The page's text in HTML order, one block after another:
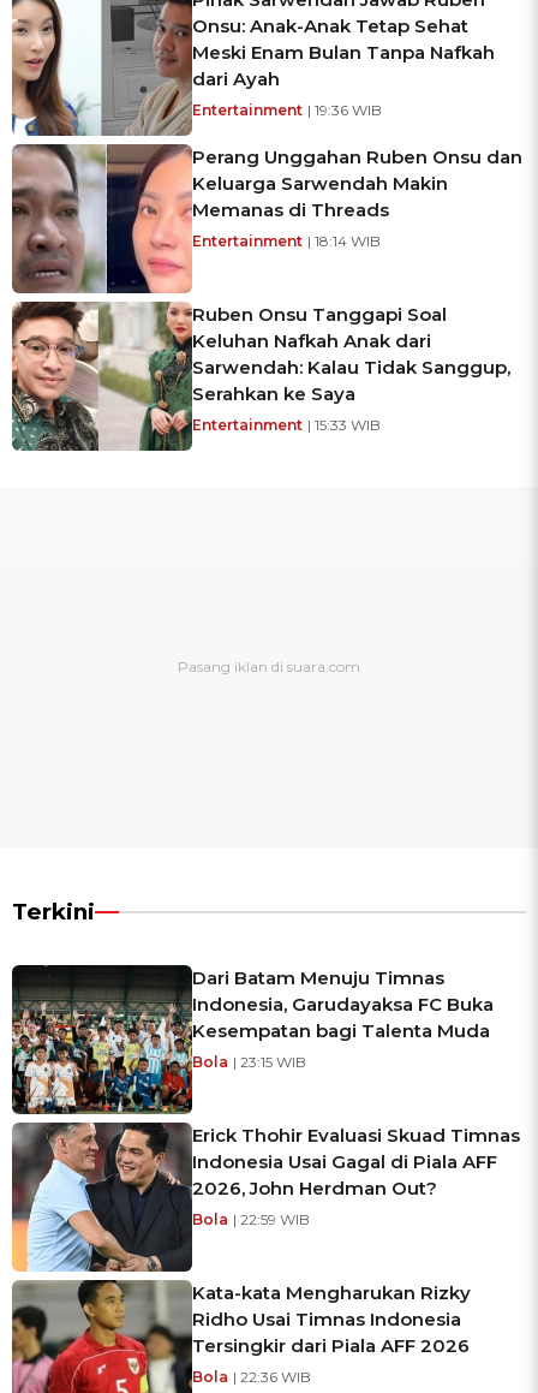
Onsu: Anak-Anak Tetap Sehat
Meski Enam Bulan Tanpa Nafkah
dari Ayah
Entertainment | 19:36 WIB
Perang Unggahan Ruben Onsu dan
Keluarga Sarwendah Makin
Memanas di Threads
Entertainment | 18:14 WIB
Ruben Onsu Tanggapi Soal
Keluhan Nafkah Anak dari
Sarwendah: Kalau Tidak Sanggup,
Serahkan ke Saya
Entertainment | 15:33 WIB
Terkini
Dari Batam Menuju Timnas
Indonesia, Garudayaksa FC Buka
Kesempatan bagi Talenta Muda
Bola | 23:15 WIB
Erick Thohir Evaluasi Skuad Timnas
Indonesia Usai Gagal di Piala AFF
2026, John Herdman Out?
Bola | 22:59 WIB
Kata-kata Mengharukan Rizky
Ridho Usai Timnas Indonesia
Tersingkir dari Piala AFF 2026
Bola | 22:36 WIB